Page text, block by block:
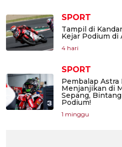
SPORT
Tampil di
Kejar Podium di
4 hari
SPORT
Pembalap Astra
Menjanjikan di
Sepang,
Podium!
1 minggu